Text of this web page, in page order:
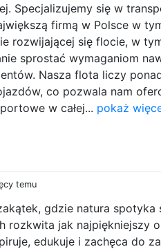
Specjalizujemy się w
firmą w Polsce w
rozwijającej się flocie, w
sprostać wymaganiom
Nasza flota liczy
co pozwala nam
w całej... pokaż
temu
gdzie natura spotyka
rozkwita jak najpiękniejszy
edukuje i zachęca do